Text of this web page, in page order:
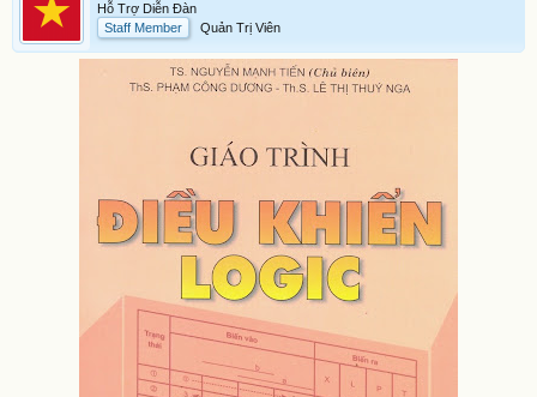
Hỗ Trợ Diễn Đàn
Staff Member
Quản Trị Viên